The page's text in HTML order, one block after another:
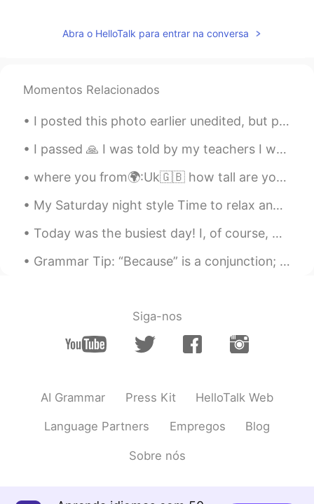
Abra o HelloTalk para entrar na conversa
Momentos Relacionados
I posted this photo earlier unedited, but post edits it looked too cool not to share. Chiang Kai-...
I passed 🙏 I was told by my teachers I would fail university. It was already so tough for me an...
where you from🌍:Uk🇬🇧 how tall are you📏:161cm whats your favourite colour🌑🥎:black and green wha...
My Saturday night style Time to relax and watch Netflix Enjoy your Saturday night... I hope i...
Today was the busiest day! I, of course, worked out early in the morning and then got ready for ...
Grammar Tip: “Because” is a conjunction; “because of” is a preposition. We cancelled the match ...
Siga-nos
AI Grammar Press Kit HelloTalk Web
Language Partners Empregos Blog
Sobre nós